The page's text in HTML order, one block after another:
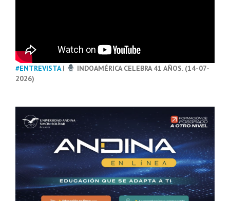
#ENTREVISTA|
INDOAMÉRICA CELEBRA 41 AÑOS. (14-07-
2026)